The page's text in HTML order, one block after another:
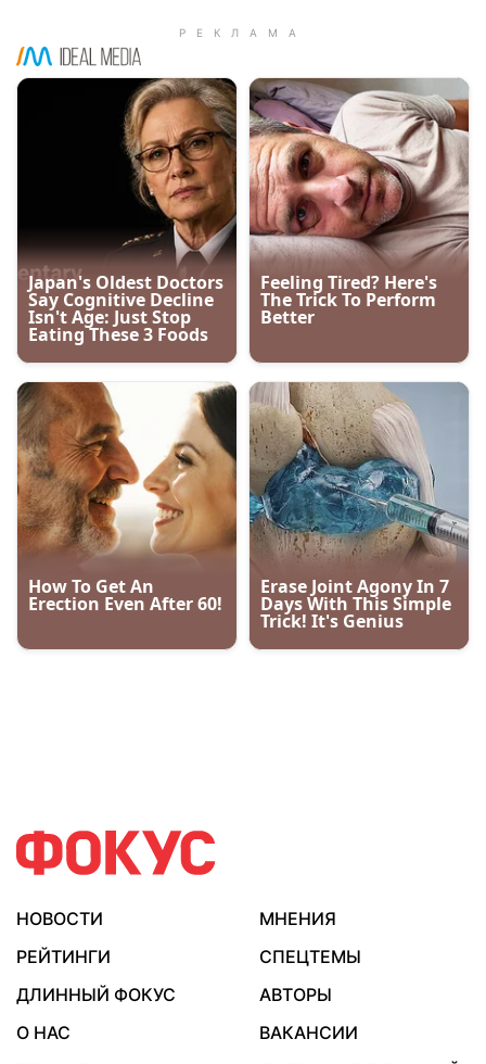
НОВОСТИ
МНЕНИЯ
РЕЙТИНГИ
СПЕЦТЕМЫ
ДЛИННЫЙ ФОКУС
АВТОРЫ
О НАС
ВАКАНСИИ